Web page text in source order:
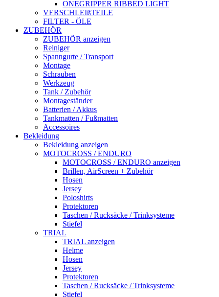
ONEGRIPPER RIBBED LIGHT
VERSCHLEIßTEILE
FILTER - ÖLE
ZUBEHÖR
ZUBEHÖR anzeigen
Reiniger
Spanngurte / Transport
Montage
Schrauben
Werkzeug
Tank / Zubehör
Montageständer
Batterien / Akkus
Tankmatten / Fußmatten
Accessoires
Bekleidung
Bekleidung anzeigen
MOTOCROSS / ENDURO
MOTOCROSS / ENDURO anzeigen
Brillen, AirScreen + Zubehör
Hosen
Jersey
Poloshirts
Protektoren
Taschen / Rucksäcke / Trinksysteme
Stiefel
TRIAL
TRIAL anzeigen
Helme
Hosen
Jersey
Protektoren
Taschen / Rucksäcke / Trinksysteme
Stiefel